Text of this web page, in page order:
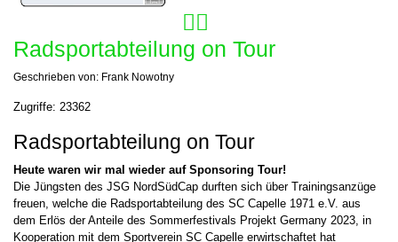
🚴‍♂️
Radsportabteilung on Tour
Geschrieben von: Frank Nowotny
Zugriffe: 23362
Radsportabteilung on Tour
Heute waren wir mal wieder auf Sponsoring Tour!
Die Jüngsten des JSG NordSüdCap durften sich über Trainingsanzüge
freuen, welche die Radsportabteilung des SC Capelle 1971 e.V. aus
dem Erlös der Anteile des Sommerfestivals Projekt Germany 2023, in
Kooperation mit dem Sportverein SC Capelle erwirtschaftet hat